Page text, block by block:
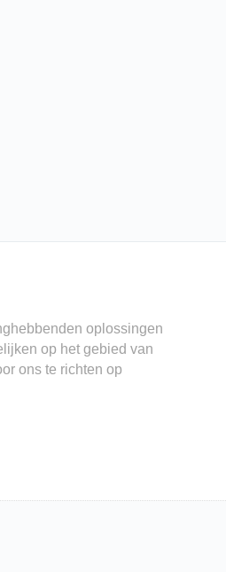
oplossingen
op het gebied van
ons te richten op